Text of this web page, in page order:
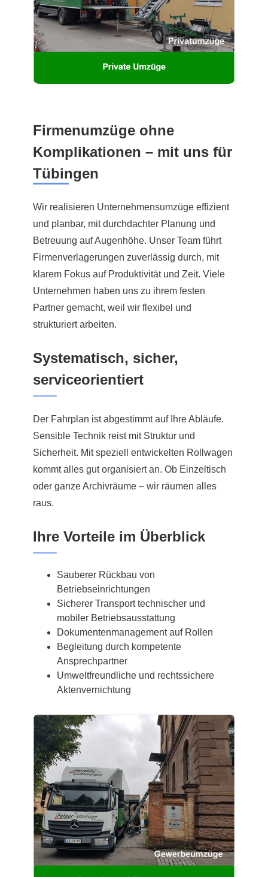
Firmenumzüge ohne
Komplikationen – mit uns für
Tübingen
Wir realisieren Unternehmensumzüge effizient
und planbar, mit durchdachter Planung und
Betreuung auf Augenhöhe. Unser Team führt
Firmenverlagerungen zuverlässig durch, mit
klarem Fokus auf Produktivität und Zeit. Viele
Unternehmen haben uns zu ihrem festen
Partner gemacht, weil wir flexibel und
strukturiert arbeiten.
Systematisch, sicher,
serviceorientiert
Der Fahrplan ist abgestimmt auf Ihre Abläufe.
Sensible Technik reist mit Struktur und
Sicherheit. Mit speziell entwickelten Rollwagen
kommt alles gut organisiert an. Ob Einzeltisch
oder ganze Archivräume – wir räumen alles
raus.
Ihre Vorteile im Überblick
Sauberer Rückbau von
Betriebseinrichtungen
Sicherer Transport technischer und
mobiler Betriebsausstattung
Dokumentenmanagement auf Rollen
Begleitung durch kompetente
Ansprechpartner
Umweltfreundliche und rechtssichere
Aktenvernichtung